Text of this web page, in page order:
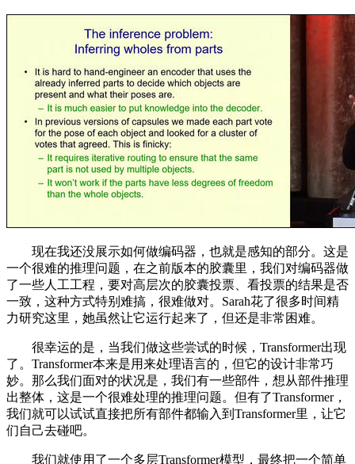
现在我还没展示如何做编码器，也就是感知的部分。这是
一个很难的推理问题，在之前版本的胶囊里，我们对编码器做
了一些人工工程，要对高层次的胶囊投票、看投票的结果是否
一致，这种方式特别难搞，很难做对。Sarah花了很多时间精
力研究这里，她虽然让它运行起来了，但还是非常困难。
很幸运的是，当我们做这些尝试的时候，Transformer出现
了。Transformer本来是用来处理语言的，但它的设计非常巧
妙。那么我们面对的状况是，我们有一些部件，想从部件推理
出整体，这是一个很难处理的推理问题。但有了Transformer，
我们就可以试试直接把所有部件都输入到Transformer里，让它
们自己去碰吧。
我们就使用了一个多层Transformer模型，最终把一个简单